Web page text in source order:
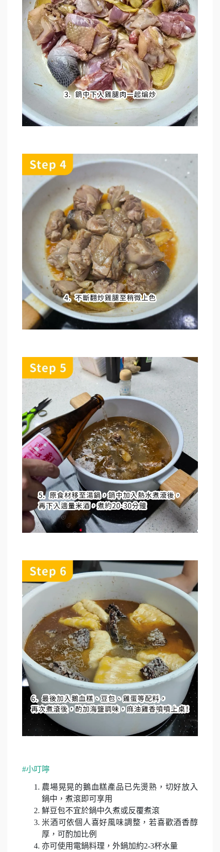
#小叮嚀
農場晃晃的鵝血糕產品已先燙熟，切好放入
鍋中，煮滾即可享用
鮮豆包不宜於鍋中久煮或反覆煮滾
米酒可依個人喜好風味調整，若喜歡酒香醇
厚，可酌加比例
亦可使用電鍋料理，外鍋加約2-3杯水量